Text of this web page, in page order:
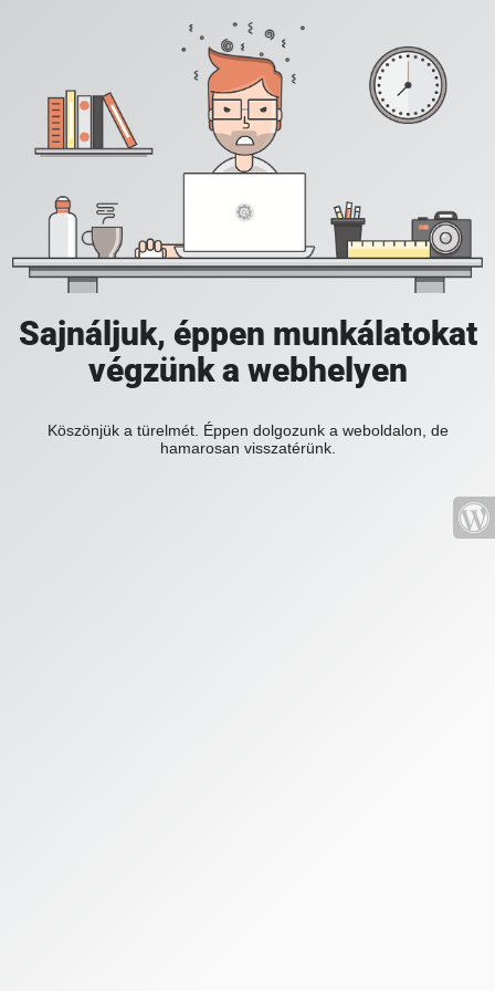
Sajnáljuk, éppen munkálatokat
végzünk a webhelyen
Köszönjük a türelmét. Éppen dolgozunk a weboldalon, de
hamarosan visszatérünk.